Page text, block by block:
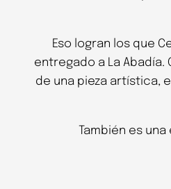
Eso logran los que
entregado a La
de una pieza artística,
También es